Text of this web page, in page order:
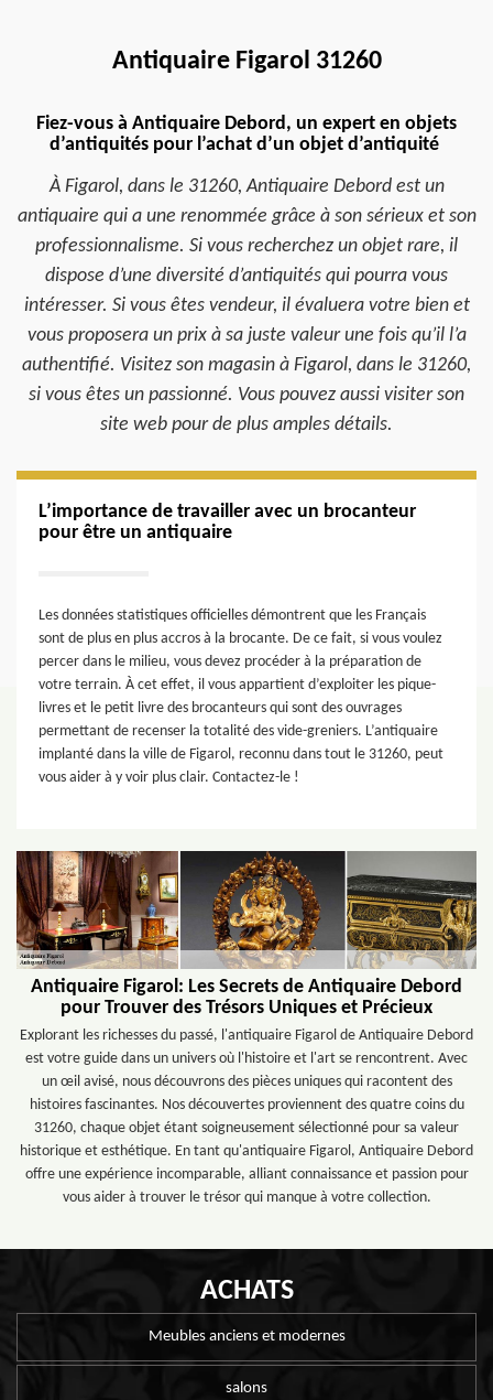
Antiquaire Figarol 31260
Fiez-vous à Antiquaire Debord, un expert en objets
d’antiquités pour l’achat d’un objet d’antiquité
À Figarol, dans le 31260, Antiquaire Debord est un
antiquaire qui a une renommée grâce à son sérieux et son
professionnalisme. Si vous recherchez un objet rare, il
dispose d’une diversité d’antiquités qui pourra vous
intéresser. Si vous êtes vendeur, il évaluera votre bien et
vous proposera un prix à sa juste valeur une fois qu’il l’a
authentifié. Visitez son magasin à Figarol, dans le 31260,
si vous êtes un passionné. Vous pouvez aussi visiter son
site web pour de plus amples détails.
L’importance de travailler avec un brocanteur
pour être un antiquaire
Les données statistiques officielles démontrent que les Français
sont de plus en plus accros à la brocante. De ce fait, si vous voulez
percer dans le milieu, vous devez procéder à la préparation de
votre terrain. À cet effet, il vous appartient d’exploiter les pique-
livres et le petit livre des brocanteurs qui sont des ouvrages
permettant de recenser la totalité des vide-greniers. L’antiquaire
implanté dans la ville de Figarol, reconnu dans tout le 31260, peut
vous aider à y voir plus clair. Contactez-le !
Antiquaire Figarol: Les Secrets de Antiquaire Debord
pour Trouver des Trésors Uniques et Précieux
Explorant les richesses du passé, l'antiquaire Figarol de Antiquaire Debord
est votre guide dans un univers où l'histoire et l'art se rencontrent. Avec
un œil avisé, nous découvrons des pièces uniques qui racontent des
histoires fascinantes. Nos découvertes proviennent des quatre coins du
31260, chaque objet étant soigneusement sélectionné pour sa valeur
historique et esthétique. En tant qu'antiquaire Figarol, Antiquaire Debord
offre une expérience incomparable, alliant connaissance et passion pour
vous aider à trouver le trésor qui manque à votre collection.
ACHATS
Meubles anciens et modernes
salons